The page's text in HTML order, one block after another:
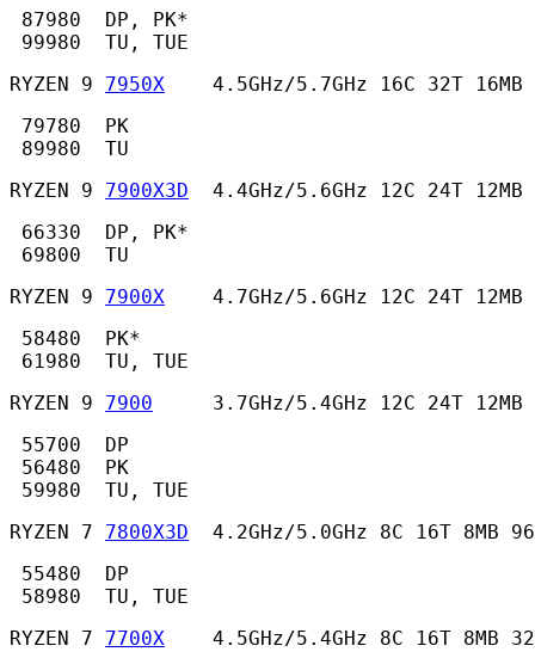
87980  DP, PK*
99980  TU, TUE
RYZEN 9 7950X
4.5GHz/5.7GHz 16C 32T 16MB
79780  PK
89980  TU
RYZEN 9 7900X3D
4.4GHz/5.6GHz 12C 24T 12MB
66330  DP, PK*
69800  TU
RYZEN 9 7900X
4.7GHz/5.6GHz 12C 24T 12MB
58480  PK*
61980  TU, TUE
RYZEN 9 7900
3.7GHz/5.4GHz 12C 24T 12MB
55700  DP
56480  PK
59980  TU, TUE
RYZEN 7 7800X3D
4.2GHz/5.0GHz 8C 16T 8MB
55480  DP
58980  TU, TUE
RYZEN 7 7700X
4.5GHz/5.4GHz 8C 16T 8MB